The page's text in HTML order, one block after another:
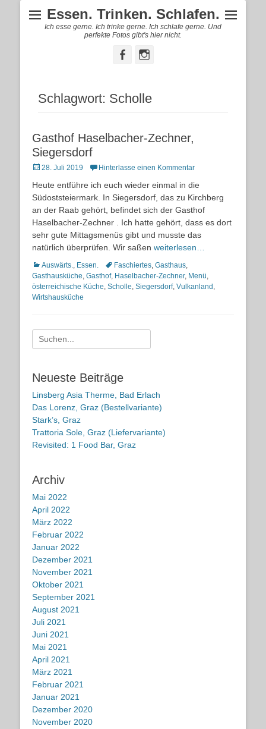
Essen. Trinken. Schlafen.
Ich esse gerne. Ich trinke gerne. Ich schlafe gerne. Und
perfekte Fotos gibt's hier nicht.
FacebookInstagram
Schlagwort: Scholle
Gasthof Haselbacher-Zechner,
Siegersdorf
Posted
28. Juli 2019 Hinterlasse einen Kommentar
Heute entführe ich euch wieder einmal in die
Südoststeiermark. In Siegersdorf, das zu Kirchberg
an der Raab gehört, befindet sich der Gasthof
Haselbacher-Zechner . Ich hatte gehört, dass es dort
sehr gute Mittagsmenüs gibt und musste das
natürlich überprüfen. Wir saßen weiterlesen…
Kategorien
Auswärts., Essen. Schlagworte
Faschiertes, Gasthaus,
Gasthausküche, Gasthof, Haselbacher-Zechner, Menü,
österreichische Küche, Scholle, Siegersdorf, Vulkanland ,
Wirtshausküche
Suche
nach:
Neueste Beiträge
Linsberg Asia Therme, Bad Erlach
Das Lorenz, Graz (Bestellvariante)
Stark’s, Graz
Trattoria Sole, Graz (Liefervariante)
Revisited: 1 Food Bar, Graz
Archiv
Mai 2022
April 2022
März 2022
Februar 2022
Januar 2022
Dezember 2021
November 2021
Oktober 2021
September 2021
August 2021
Juli 2021
Juni 2021
Mai 2021
April 2021
März 2021
Februar 2021
Januar 2021
Dezember 2020
November 2020